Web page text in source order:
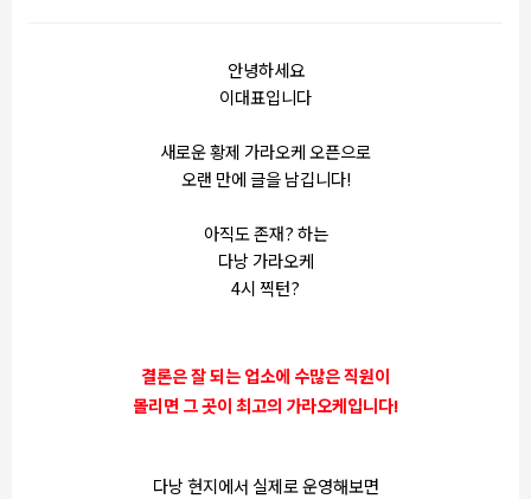
안녕하세요
이대표입니다
새로운 황제 가라오케 오픈으로
오랜 만에 글을 남깁니다!
아직도 존재? 하는
다낭 가라오케
4시 찍턴?
결론은 잘 되는 업소에 수많은 직원이
몰리면 그 곳이 최고의 가라오케입니다!
다낭 현지에서 실제로 운영해보면